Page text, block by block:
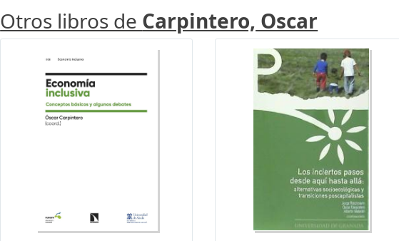
Otros libros de Carpintero, Oscar